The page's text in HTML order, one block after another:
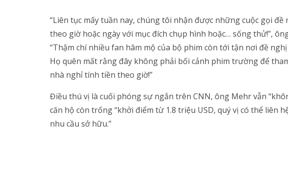
“Liên tục mấy tuần nay, chúng tôi nhận được những cuộc gọi
theo giờ hoặc ngày với mục đích chụp hình hoặc… sống thử!”,
“Thậm chí nhiều fan hâm mộ của bộ phim còn tới tận nơi đề
Họ quên mất rằng đây không phải bối cảnh phim trường để
nhà nghỉ tính tiền theo giờ!”
Điều thú vị là cuối phóng sự ngắn trên CNN, ông Mehr vẫn
căn hộ còn trống “khởi điểm từ 1.8 triệu USD, quý vị có thể liên
nhu cầu sở hữu.”